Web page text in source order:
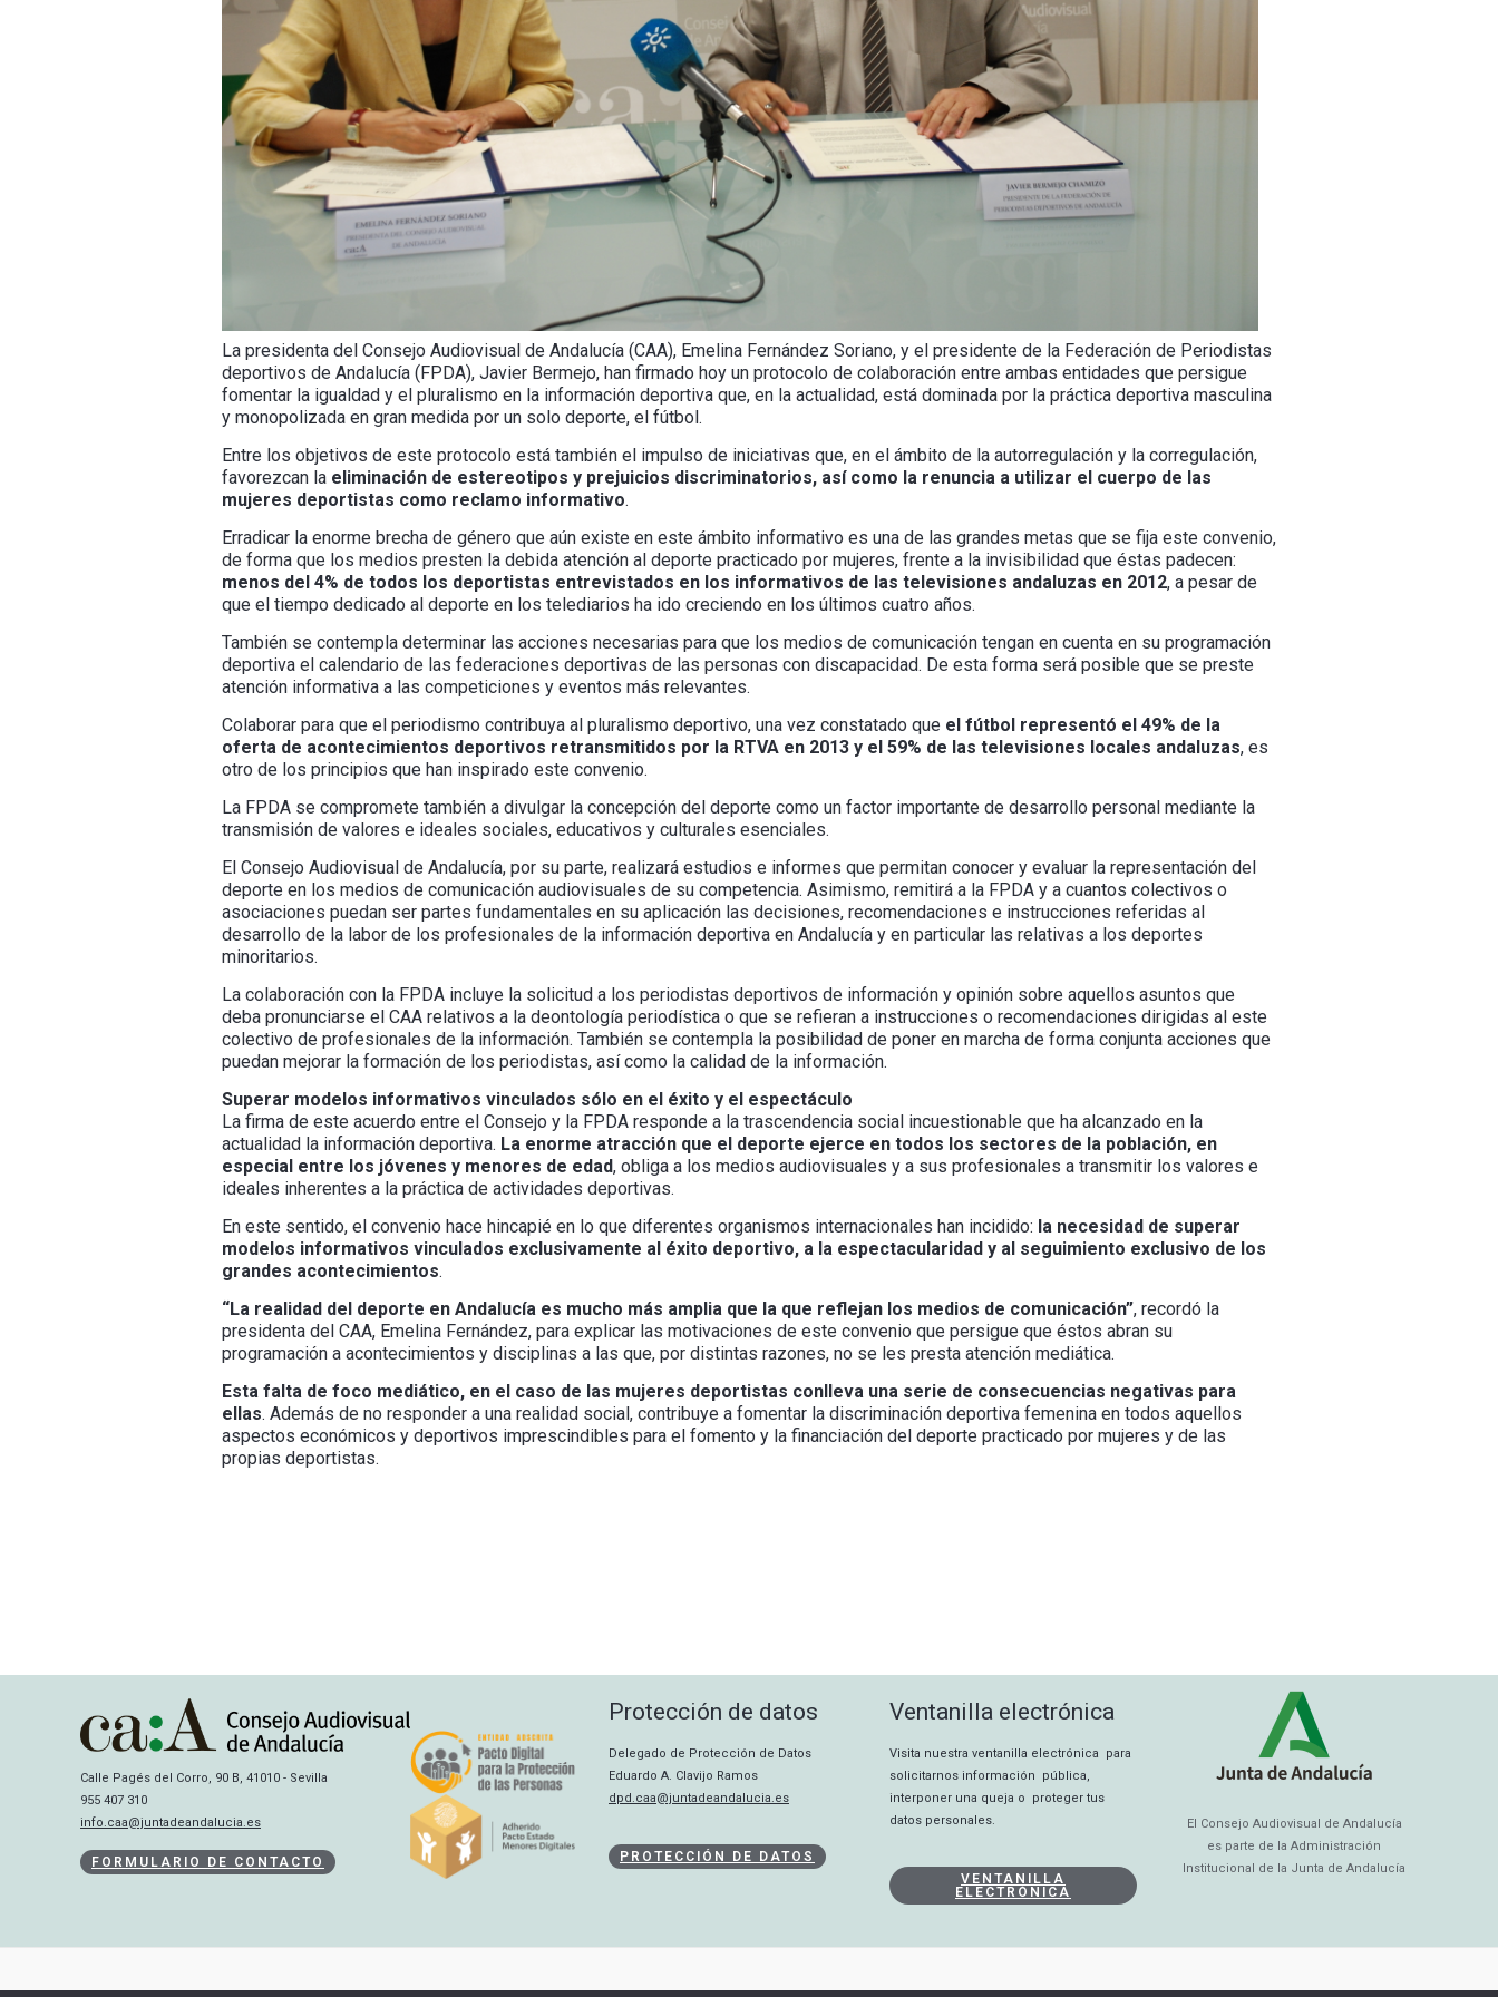
La presidenta del Consejo Audiovisual de Andalucía (CAA), Emelina Fernández Soriano, y el presidente de la Federación de Periodistas
deportivos de Andalucía (FPDA), Javier Bermejo, han firmado hoy un protocolo de colaboración entre ambas entidades que persigue
fomentar la igualdad y el pluralismo en la información deportiva que, en la actualidad, está dominada por la práctica deportiva masculina
y monopolizada en gran medida por un solo deporte, el fútbol.
Entre los objetivos de este protocolo está también el impulso de iniciativas que, en el ámbito de la autorregulación y la corregulación,
favorezcan la eliminación de estereotipos y prejuicios discriminatorios, así como la renuncia a utilizar el cuerpo de las
mujeres deportistas como reclamo informativo.
Erradicar la enorme brecha de género que aún existe en este ámbito informativo es una de las grandes metas que se fija este convenio,
de forma que los medios presten la debida atención al deporte practicado por mujeres, frente a la invisibilidad que éstas padecen:
menos del 4% de todos los deportistas entrevistados en los informativos de las televisiones andaluzas en 2012, a pesar de
que el tiempo dedicado al deporte en los telediarios ha ido creciendo en los últimos cuatro años.
También se contempla determinar las acciones necesarias para que los medios de comunicación tengan en cuenta en su programación
deportiva el calendario de las federaciones deportivas de las personas con discapacidad. De esta forma será posible que se preste
atención informativa a las competiciones y eventos más relevantes.
Colaborar para que el periodismo contribuya al pluralismo deportivo, una vez constatado que el fútbol representó el 49% de la
oferta de acontecimientos deportivos retransmitidos por la RTVA en 2013 y el 59% de las televisiones locales andaluzas, es
otro de los principios que han inspirado este convenio.
La FPDA se compromete también a divulgar la concepción del deporte como un factor importante de desarrollo personal mediante la
transmisión de valores e ideales sociales, educativos y culturales esenciales.
El Consejo Audiovisual de Andalucía, por su parte, realizará estudios e informes que permitan conocer y evaluar la representación del
deporte en los medios de comunicación audiovisuales de su competencia. Asimismo, remitirá a la FPDA y a cuantos colectivos o
asociaciones puedan ser partes fundamentales en su aplicación las decisiones, recomendaciones e instrucciones referidas al
desarrollo de la labor de los profesionales de la información deportiva en Andalucía y en particular las relativas a los deportes
minoritarios.
La colaboración con la FPDA incluye la solicitud a los periodistas deportivos de información y opinión sobre aquellos asuntos que
deba pronunciarse el CAA relativos a la deontología periodística o que se refieran a instrucciones o recomendaciones dirigidas al este
colectivo de profesionales de la información. También se contempla la posibilidad de poner en marcha de forma conjunta acciones que
puedan mejorar la formación de los periodistas, así como la calidad de la información.
Superar modelos informativos vinculados sólo en el éxito y el espectáculo
La firma de este acuerdo entre el Consejo y la FPDA responde a la trascendencia social incuestionable que ha alcanzado en la
actualidad la información deportiva. La enorme atracción que el deporte ejerce en todos los sectores de la población, en
especial entre los jóvenes y menores de edad, obliga a los medios audiovisuales y a sus profesionales a transmitir los valores e
ideales inherentes a la práctica de actividades deportivas.
En este sentido, el convenio hace hincapié en lo que diferentes organismos internacionales han incidido: la necesidad de superar
modelos informativos vinculados exclusivamente al éxito deportivo, a la espectacularidad y al seguimiento exclusivo de los
grandes acontecimientos.
“La realidad del deporte en Andalucía es mucho más amplia que la que reflejan los medios de comunicación”, recordó la
presidenta del CAA, Emelina Fernández, para explicar las motivaciones de este convenio que persigue que éstos abran su
programación a acontecimientos y disciplinas a las que, por distintas razones, no se les presta atención mediática.
Esta falta de foco mediático, en el caso de las mujeres deportistas conlleva una serie de consecuencias negativas para
ellas. Además de no responder a una realidad social, contribuye a fomentar la discriminación deportiva femenina en todos aquellos
aspectos económicos y deportivos imprescindibles para el fomento y la financiación del deporte practicado por mujeres y de las
propias deportistas.
Calle Pagés del Corro, 90 B, 41010 - Sevilla
955 407 310
info.caa@juntadeandalucia.es
FORMULARIO DE CONTACTO
Protección de datos
Delegado de Protección de Datos
Eduardo A. Clavijo Ramos
dpd.caa@juntadeandalucia.es
PROTECCIÓN DE DATOS
Ventanilla electrónica
Visita nuestra ventanilla electrónica para
solicitarnos información pública,
interponer una queja o proteger tus
datos personales.
VENTANILLA
ELECTRÓNICA
El Consejo Audiovisual de Andalucía
es parte de la Administración
Institucional de la Junta de Andalucía